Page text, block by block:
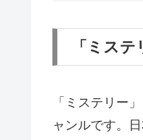
「ミス
「ミステリー
ャンルです。